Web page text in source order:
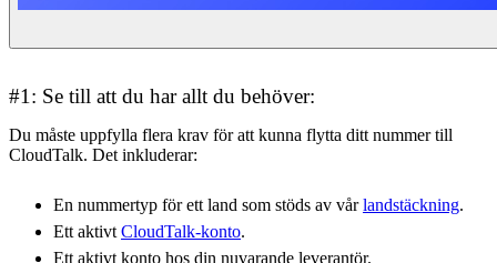
#1: Se till att du har allt du behöver:
Du måste uppfylla flera krav för att kunna flytta ditt nummer till
CloudTalk. Det inkluderar:
En nummertyp för ett land som stöds av vårlandstäckning.
Ett aktivt CloudTalk-konto.
Ett aktivt konto hos din nuvarande leverantör.